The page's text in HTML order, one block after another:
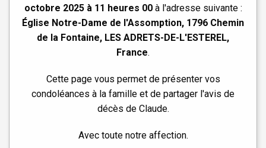
octobre 2025 à 11 heures 00à l'adresse suivante :
Église Notre-Dame de l'Assomption, 1796 Chemin
de la Fontaine, LES ADRETS-DE-L'ESTEREL,
France.
Cette page vous permet de présenter vos
condoléances à la famille et de partager l'avis de
décès de Claude.
Avec toute notre affection.